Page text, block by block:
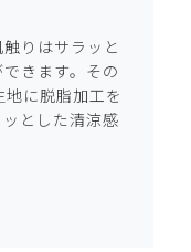
りはサラッと
きます。その
に脱脂加工を
とした清涼感